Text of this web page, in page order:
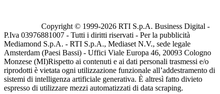
Copyright © 1999-2026 RTI S.p.A. Business Digital -
P.Iva 03976881007 - Tutti i diritti riservati - Per la pubblicità
Mediamond S.p.A. - RTI S.p.A., Mediaset N.V., sede legale
Amsterdam (Paesi Bassi) - Uffici Viale Europa 46, 20093 Cologno
Monzese (MI)Rispetto ai contenuti e ai dati personali trasmessi e/o
riprodotti è vietata ogni utilizzazione funzionale all’addestramento di
sistemi di intelligenza artificiale generativa. È altresì fatto divieto
espresso di utilizzare mezzi automatizzati di data scraping.